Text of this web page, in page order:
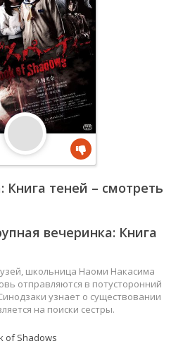
Книга теней – смотреть
вечеринка: Книга
школьница Наоми Накасима
отправляются в потусторонний
узнает о существовании
на поиски сестры.
of Shadows